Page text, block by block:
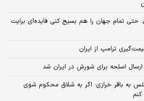
حتی تمام جهان را هم بسیج کنی فایده‌ای برایت
ترامپ از ایران
ارسال اسلحه برای شورش در ایران شد
به باقر خرازی: اگر به شلاق محکوم شوی